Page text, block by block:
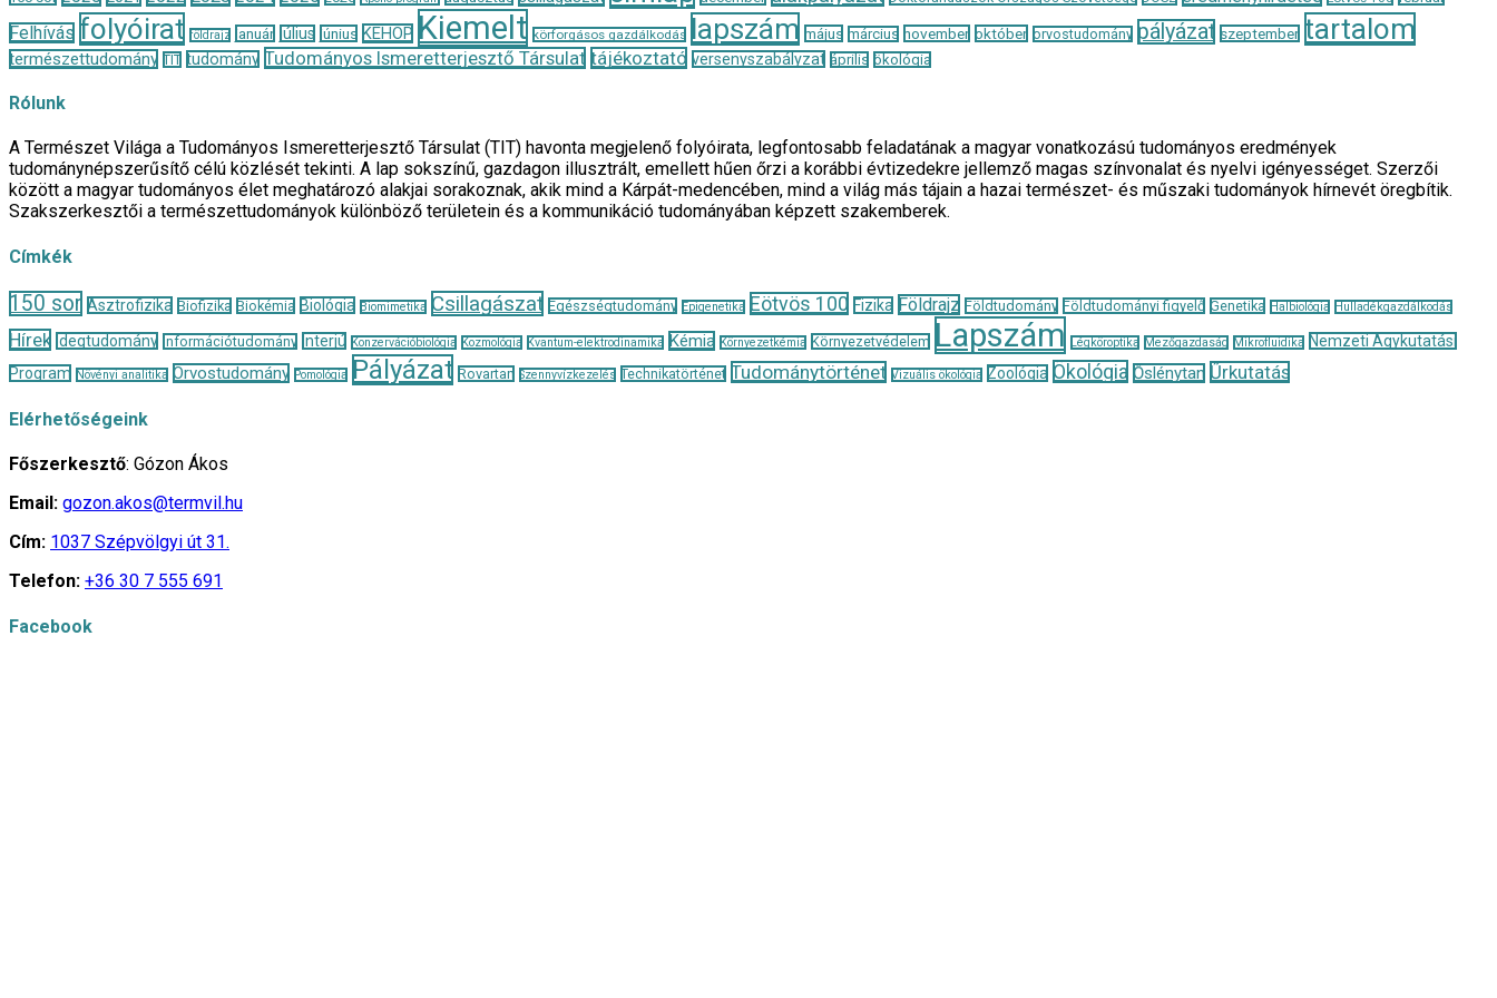
Felhívás folyóirat földrajz január július június KEHOP Kiemelt körforgásos gazdálkodás lapszám május március november október orvostudomány pályázat szeptember tartalom
természettudomány TIT tudomány Tudományos Ismeretterjesztő Társulat tájékoztató versenyszabályzat április ökológia
Rólunk
A Természet Világa a Tudományos Ismeretterjesztő Társulat (TIT) havonta megjelenő folyóirata, legfontosabb feladatának a magyar vonatkozású tudományos eredmények
tudománynépszerűsítő célú közlését tekinti. A lap sokszínű, gazdagon illusztrált, emellett hűen őrzi a korábbi évtizedekre jellemző magas színvonalat és nyelvi igényességet. Szerzői
között a magyar tudományos élet meghatározó alakjai sorakoznak, akik mind a Kárpát-medencében, mind a világ más tájain a hazai természet- és műszaki tudományok hírnevét öregbítik.
Szakszerkesztői a természettudományok különböző területein és a kommunikáció tudományában képzett szakemberek.
Címkék
150 sor Asztrofizika Biofizika Biokémia Biológia Biomimetika Csillagászat Egészségtudomány Epigenetika Eötvös 100 Fizika Földrajz Földtudomány Földtudományi figyelő Genetika Halbiológia Hulladékgazdálkodás
Hírek Idegtudomány Információtudomány Interjú Konzervációbiológia Kozmológia Kvantum-elektrodinamika Kémia Környezetkémia Környezetvédelem Lapszám Légköroptika Mezőgazdaság Mikrofluidika
Nemzeti Agykutatási
Program
Növényi analitika Orvostudomány Pomológia Pályázat Rovartan Szennyvízkezelés Technikatörténet Tudománytörténet Vizuális ökológia Zoológia Ökológia Őslénytan Űrkutatás
Elérhetőségeink
Főszerkesztő: Gózon Ákos
Email: gozon.akos@termvil.hu
Cím: 1037 Szépvölgyi út 31.
Telefon: +36 30 7 555 691
Facebook